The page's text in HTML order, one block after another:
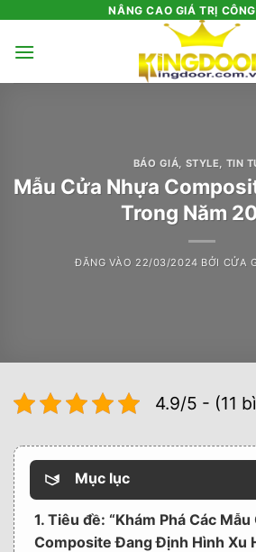
nội
NÂNG CAO GIÁ TRỊ
BÁO GIÁ STYLE TIN
Mẫu Cửa Nhựa
Trong Năm
ĐĂNG VÀO 22/03/2024 BỞI CỬA
4.9/5 - (11
Mục lục
1. Tiêu đề: “Khám Phá Các
Composite Đang Định Hình Xu